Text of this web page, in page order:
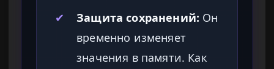
✔
Защита сохранений: Он
временно изменяет
значения в памяти. Как